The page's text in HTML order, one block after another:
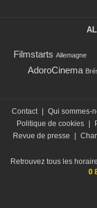
Filmstarts Allemagne
AdoroCinema
Contact Qui sommes-
Politique de cookies
Revue de presse
Retrouvez tous les
0